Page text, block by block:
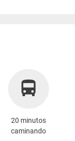
20 minutos
caminando